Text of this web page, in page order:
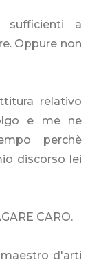
sufficienti a
Oppure non
relativo
e me ne
perchè
discorso lei
CARO.
d'arti